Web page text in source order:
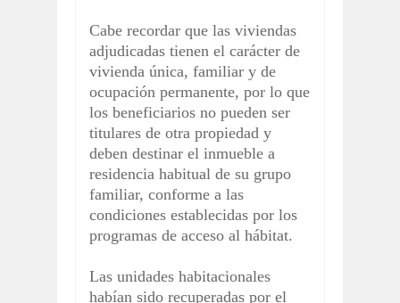
Cabe recordar que las viviendas
adjudicadas tienen el carácter de
vivienda única, familiar y de
ocupación permanente, por lo que
los beneficiarios no pueden ser
titulares de otra propiedad y
deben destinar el inmueble a
residencia habitual de su grupo
familiar, conforme a las
condiciones establecidas por los
programas de acceso al hábitat.
Las unidades habitacionales
habían sido recuperadas por el